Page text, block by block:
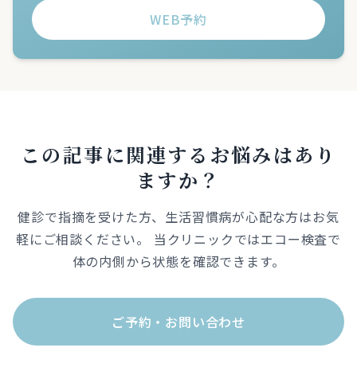
WEB予約
この記事に関連するお悩みはあり
ますか？
健診で指摘を受けた方、生活習慣病が心配な方はお気
軽にご相談ください。 当クリニックではエコー検査で
体の内側から状態を確認できます。
ご予約・お問い合わせ